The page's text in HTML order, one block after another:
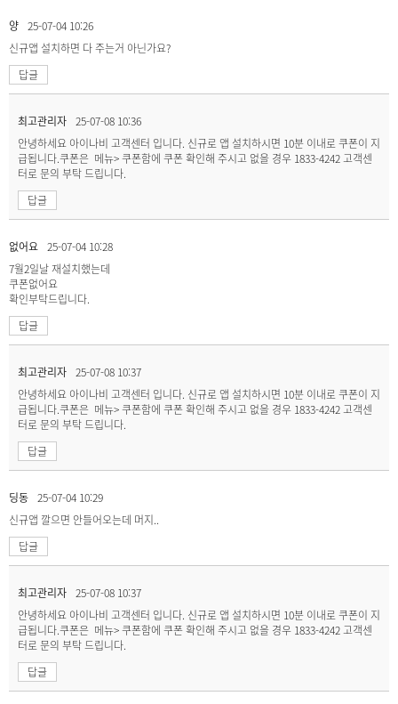
양 25-07-04 10:26
신규앱 설치하면 다 주는거 아닌가요?
답글
최고관리자 25-07-08 10:36
안녕하세요 아이나비 고객센터 입니다. 신규로 앱 설치하시면 10분 이내로 쿠폰이 지
급됩니다.쿠폰은 메뉴> 쿠폰함에 쿠폰 확인해 주시고 없을 경우 1833-4242 고객센
터로 문의 부탁 드립니다.
답글
없어요 25-07-04 10:28
7월2일날 재설치했는데
쿠폰없어요
확인부탁드립니다.
답글
최고관리자 25-07-08 10:37
안녕하세요 아이나비 고객센터 입니다. 신규로 앱 설치하시면 10분 이내로 쿠폰이 지
급됩니다.쿠폰은 메뉴> 쿠폰함에 쿠폰 확인해 주시고 없을 경우 1833-4242 고객센
터로 문의 부탁 드립니다.
답글
딩동 25-07-04 10:29
신규앱 깔으면 안들어오는데 머지..
답글
최고관리자 25-07-08 10:37
안녕하세요 아이나비 고객센터 입니다. 신규로 앱 설치하시면 10분 이내로 쿠폰이 지
급됩니다.쿠폰은 메뉴> 쿠폰함에 쿠폰 확인해 주시고 없을 경우 1833-4242 고객센
터로 문의 부탁 드립니다.
답글